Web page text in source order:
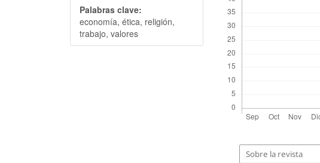
Palabras clave:
economía, ética, religión,
trabajo, valores
Sobre la revista